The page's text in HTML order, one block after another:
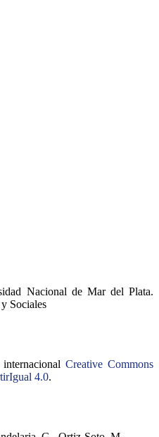
Nacional de Mar del Plata.
Sociales
Creative Commons
4.0.